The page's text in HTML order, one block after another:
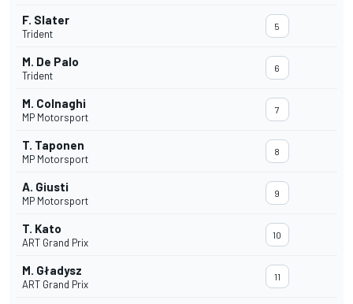
F. Slater
Trident
5
M. De Palo
Trident
6
M. Colnaghi
MP Motorsport
7
T. Taponen
MP Motorsport
8
A. Giusti
MP Motorsport
9
T. Kato
ART Grand Prix
10
M. Gładysz
ART Grand Prix
11